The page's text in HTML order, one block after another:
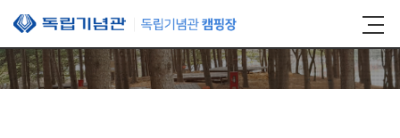
본문 바로가기